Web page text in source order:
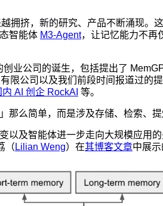
拥挤，新的研究、产品不断涌现。
智能体 M3-Agent，让记忆能力不再
业公司的诞生，包括提出了
限公司以及我们前段时间报道过的
AI 创企 RockAI 等。
那么简单，而是涉及存储、检索、提
以及智能体进一步走向大规模应用
（ Lilian Weng）在其博客文章中展示